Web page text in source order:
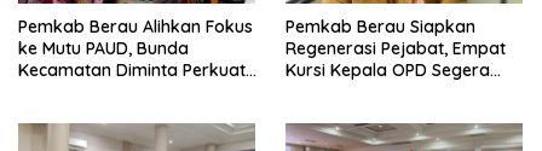
Pemkab Berau Alihkan Fokus
ke Mutu PAUD, Bunda
Kecamatan Diminta Perkuat
Pemkab Berau Siapkan
Regenerasi Pejabat, Empat
Kursi Kepala OPD Segera